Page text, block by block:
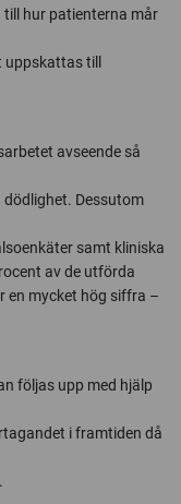
hur patienterna mår
till
avseende så
Dessutom
samt kliniska
av de utförda
en mycket hög siffra –
följas upp med hjälp
i framtiden då